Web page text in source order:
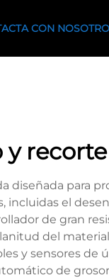
CON
diseñada para
el
de gran
del
y sensores de
de